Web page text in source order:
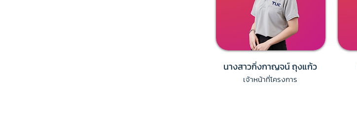
นางสาวกิ่งกาญจน์ ถุงแก้ว
​เจ้าหน้าที่โครงการ